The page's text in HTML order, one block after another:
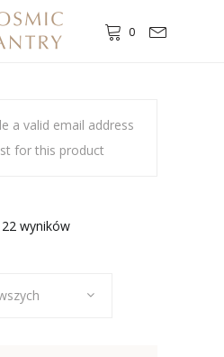
0
a valid email address
for this product
wynikówPosortowane